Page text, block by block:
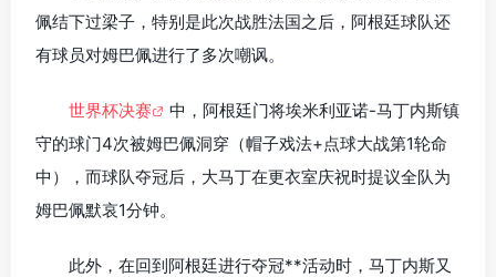
佩结下过梁子，特别是此次战胜法国之后，阿根廷球队还
有球员对姆巴佩进行了多次嘲讽。
世界杯决赛
中，阿根廷门将埃米利亚诺-马丁内斯镇
守的球门4次被姆巴佩洞穿（帽子戏法+点球大战第1轮命
中），而球队夺冠后，大马丁在更衣室庆祝时提议全队为
姆巴佩默哀1分钟。
此外，在回到阿根廷进行夺冠**活动时，马丁内斯又